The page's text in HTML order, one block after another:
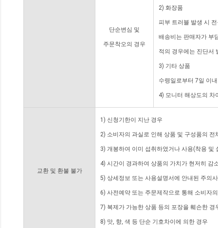
단순변심 및
주문착오의 경우
2) 화장품
피부 트러블 발생 시
배송비는 판매자가 부
적의 경우에는 진단서
3) 기타 상품
수령일로부터 7일 이
4) 모니터 해상도의 차
교환 및 환불 불가
1) 신청기한이 지난 경우
2) 소비자의 과실로 인해 상품 및 구성품의
3) 개봉하여 이미 섭취하였거나 사용(착용 및
4) 시간이 경과하여 상품의 가치가 현저히 감
5) 상세정보 또는 사용설명서에 안내된 주의
6) 사전예약 또는 주문제작으로 통해 소비자
7) 복제가 가능한 상품 등의 포장을 훼손한 경
8) 맛, 향, 색 등 단순 기호차이에 의한 경우